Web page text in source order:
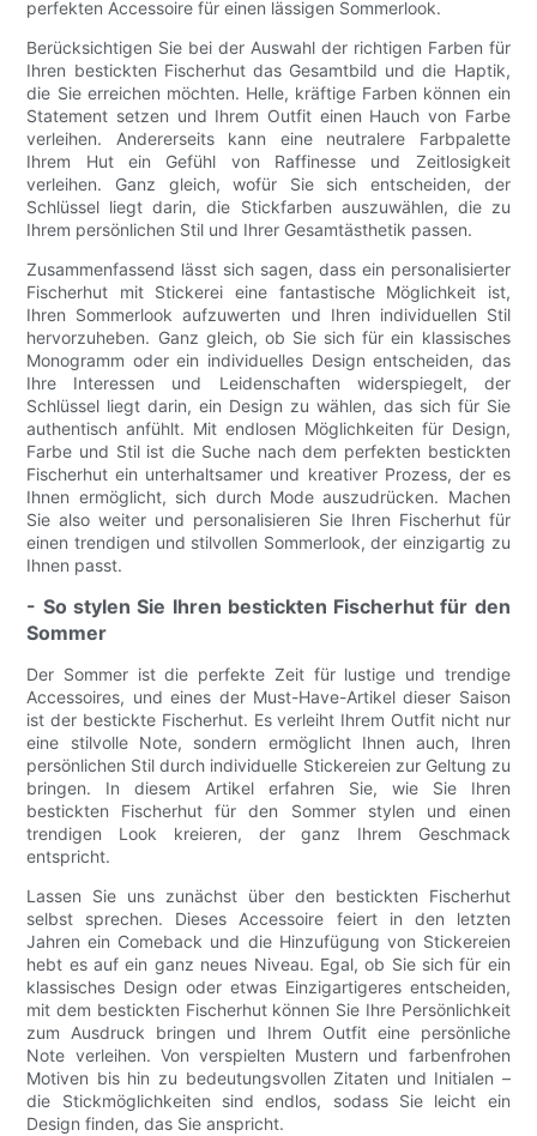
perfekten Accessoire für einen lässigen Sommerlook.
Berücksichtigen Sie bei der Auswahl der richtigen Farben für
Ihren bestickten Fischerhut das Gesamtbild und die Haptik,
die Sie erreichen möchten. Helle, kräftige Farben können ein
Statement setzen und Ihrem Outfit einen Hauch von Farbe
verleihen. Andererseits kann eine neutralere Farbpalette
Ihrem Hut ein Gefühl von Raffinesse und Zeitlosigkeit
verleihen. Ganz gleich, wofür Sie sich entscheiden, der
Schlüssel liegt darin, die Stickfarben auszuwählen, die zu
Ihrem persönlichen Stil und Ihrer Gesamtästhetik passen.
Zusammenfassend lässt sich sagen, dass ein personalisierter
Fischerhut mit Stickerei eine fantastische Möglichkeit ist,
Ihren Sommerlook aufzuwerten und Ihren individuellen Stil
hervorzuheben. Ganz gleich, ob Sie sich für ein klassisches
Monogramm oder ein individuelles Design entscheiden, das
Ihre Interessen und Leidenschaften widerspiegelt, der
Schlüssel liegt darin, ein Design zu wählen, das sich für Sie
authentisch anfühlt. Mit endlosen Möglichkeiten für Design,
Farbe und Stil ist die Suche nach dem perfekten bestickten
Fischerhut ein unterhaltsamer und kreativer Prozess, der es
Ihnen ermöglicht, sich durch Mode auszudrücken. Machen
Sie also weiter und personalisieren Sie Ihren Fischerhut für
einen trendigen und stilvollen Sommerlook, der einzigartig zu
Ihnen passt.
- So stylen Sie Ihren bestickten Fischerhut für den
Sommer
Der Sommer ist die perfekte Zeit für lustige und trendige
Accessoires, und eines der Must-Have-Artikel dieser Saison
ist der bestickte Fischerhut. Es verleiht Ihrem Outfit nicht nur
eine stilvolle Note, sondern ermöglicht Ihnen auch, Ihren
persönlichen Stil durch individuelle Stickereien zur Geltung zu
bringen. In diesem Artikel erfahren Sie, wie Sie Ihren
bestickten Fischerhut für den Sommer stylen und einen
trendigen Look kreieren, der ganz Ihrem Geschmack
entspricht.
Lassen Sie uns zunächst über den bestickten Fischerhut
selbst sprechen. Dieses Accessoire feiert in den letzten
Jahren ein Comeback und die Hinzufügung von Stickereien
hebt es auf ein ganz neues Niveau. Egal, ob Sie sich für ein
klassisches Design oder etwas Einzigartigeres entscheiden,
mit dem bestickten Fischerhut können Sie Ihre Persönlichkeit
zum Ausdruck bringen und Ihrem Outfit eine persönliche
Note verleihen. Von verspielten Mustern und farbenfrohen
Motiven bis hin zu bedeutungsvollen Zitaten und Initialen –
die Stickmöglichkeiten sind endlos, sodass Sie leicht ein
Design finden, das Sie anspricht.